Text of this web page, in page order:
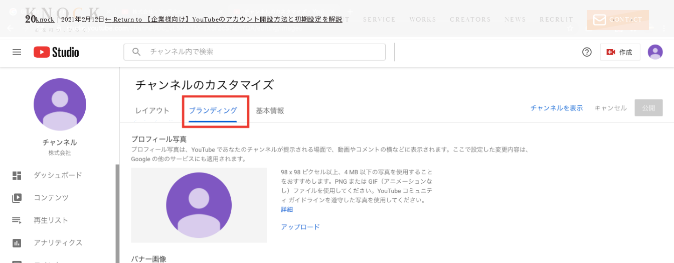
ABOUT SERVICE WORKS CREATORS NEWS RECRUIT CONTACT
20knock |2021年2月12日← Return to 【企業様向け】YouTubeのアカウント開設方法と初期設定を解説 ‹ ›